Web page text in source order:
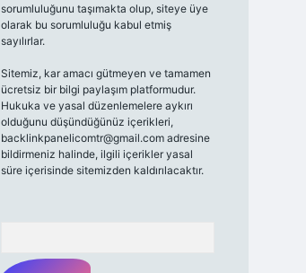
sorumluluğunu taşımakta olup, siteye üye
olarak bu sorumluluğu kabul etmiş
sayılırlar.
Sitemiz, kar amacı gütmeyen ve tamamen
ücretsiz bir bilgi paylaşım platformudur.
Hukuka ve yasal düzenlemelere aykırı
olduğunu düşündüğünüz içerikleri,
backlinkpanelicomtr@gmail.comadresine
bildirmeniz halinde, ilgili içerikler yasal
süre içerisinde sitemizden kaldırılacaktır.